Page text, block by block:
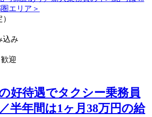
込み
迎
好待遇でタクシー乗務員
半年間は1ヶ月38万円の給